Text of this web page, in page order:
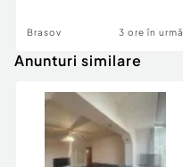
Brasov 3 ore în urmă
Anunturi similare